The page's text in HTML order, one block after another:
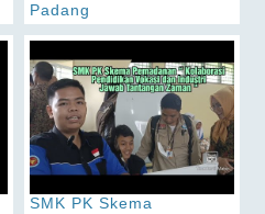
Padang
SMK PK Skema